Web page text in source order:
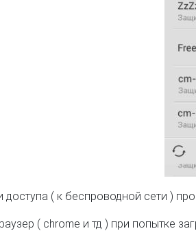
доступа ( к беспроводной сети )
( chrome и тд ) при попытке